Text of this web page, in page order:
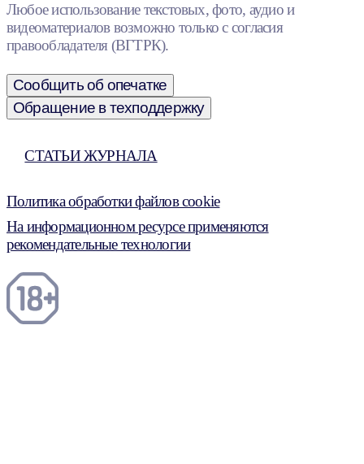
Любое использование текстовых, фото, аудио и
видеоматериалов возможно только с согласия
правообладателя (ВГТРК).
Сообщить об опечатке
Обращение в техподдержку
СТАТЬИ ЖУРНАЛА
Политика обработки файлов cookie
На информационном ресурсе применяются
рекомендательные технологии